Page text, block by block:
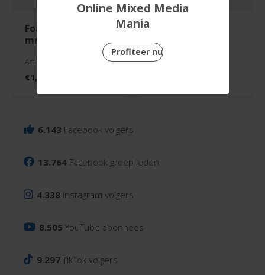
foamtape 0,5
mm
Artikelnr. SL-ES-FOAMT01
€1,50
storage holder
Artikelnr. SL-ES-TTRA01
6.143 Facebook volgers
13.764 Facebook groep leden
4.338 Instagram volgers
8.505 YouTube abonnees
9.297 TikTok volgers
Online Mixed Media
Mania
Profiteer nu